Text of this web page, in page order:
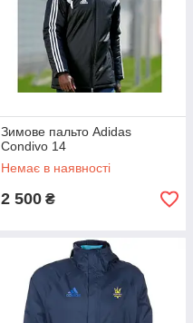
Зимове пальто Adidas
Condivo 14
Немає в наявності
2 500 ₴